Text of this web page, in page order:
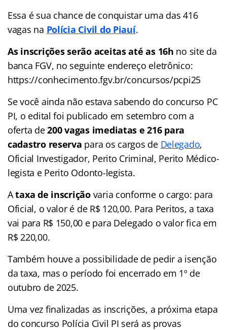
Essa é sua chance de conquistar uma das 416
vagas na Polícia Civil do Piauí.
As inscrições serão aceitas até as 16h no site da
banca FGV, no seguinte endereço eletrônico:
https://conhecimento.fgv.br/concursos/pcpi25
Se você ainda não estava sabendo do concurso PC
PI, o edital foi publicado em setembro com a
oferta de200 vagas imediatas e 216 para
cadastro reserva para os cargos de Delegado,
Oficial Investigador, Perito Criminal, Perito Médico-
legista e Perito Odonto-legista.
Ataxa de inscriçãovaria conforme o cargo: para
Oficial, o valor é de R$ 120,00. Para Peritos, a taxa
vai para R$ 150,00 e para Delegado o valor fica em
R$ 220,00.
Também houve a possibilidade de pedir a isenção
da taxa, mas o período foi encerrado em 1º de
outubro de 2025.
Uma vez finalizadas as inscrições, a próxima etapa
do concurso Polícia Civil PI será as provas